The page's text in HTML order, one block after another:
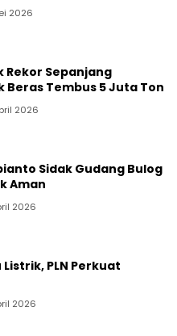
2026
Rekor Sepanjang
Beras Tembus 5 Juta Ton
2026
Sidak Gudang Bulog
Aman
2026
Listrik, PLN Perkuat
2026